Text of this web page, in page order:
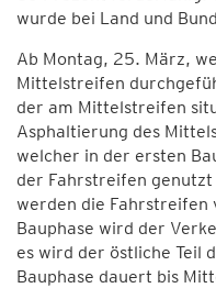
wurde bei Land und
Ab Montag, 25. März,
Mittelstreifen
der am Mittelstreifen
Asphaltierung des
welcher in der ersten
der Fahrstreifen
werden die Fahrstreifen
Bauphase wird der
es wird der östliche Teil
Bauphase dauert bis